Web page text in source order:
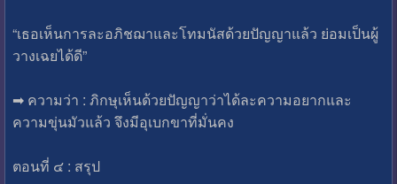
“เธอเห็นการละอภิชฌาและโทมนัสด้วยปัญญาแล้ว ย่อมเป็นผู้
วางเฉยได้ดี”
➡ ความว่า : ภิกษุเห็นด้วยปัญญาว่าได้ละความอยากและ
ความขุ่นมัวแล้ว จึงมีอุเบกขาที่มั่นคง
ตอนที่ ๔ : สรุป